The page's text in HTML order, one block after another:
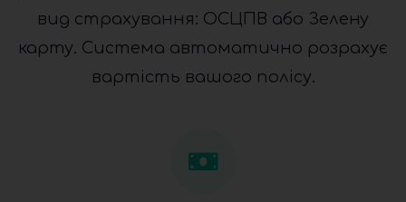
вид страхування: ОСЦПВ або Зелену
карту. Система автоматично розрахує
вартість вашого полісу.